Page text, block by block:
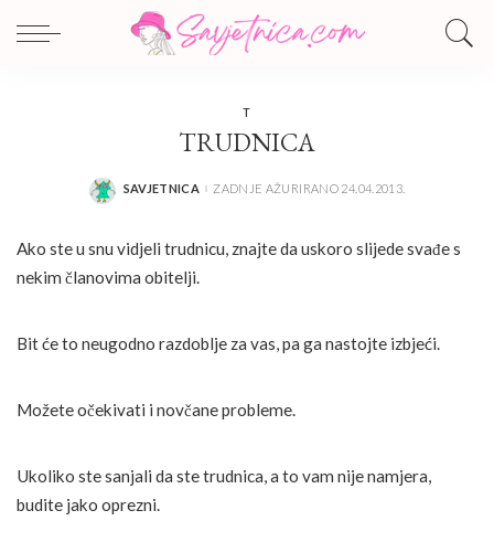
T
TRUDNICA
POSTED
SAVJETNICA ZADNJE AŽURIRANO 24.04.2013.
Ako ste u snu vidjeli trudnicu, znajte da uskoro slijede svađe s
nekim članovima obitelji.
Bit će to neugodno razdoblje za vas, pa ga nastojte izbjeći.
Možete očekivati i novčane probleme.
Ukoliko ste sanjali da ste trudnica, a to vam nije namjera,
budite jako oprezni.